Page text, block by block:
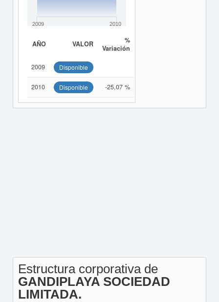
2009 2010
AÑO VALOR
%
Variación
2009 Disponible
2010 Disponible -25,07 %
Estructura corporativa de
GANDIPLAYA SOCIEDAD
LIMITADA.